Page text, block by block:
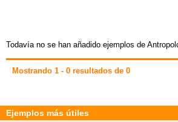
Todavía no se han añadido ejemplos de
Mostrando 1 - 0 resultados de 0
Ejemplos más útiles